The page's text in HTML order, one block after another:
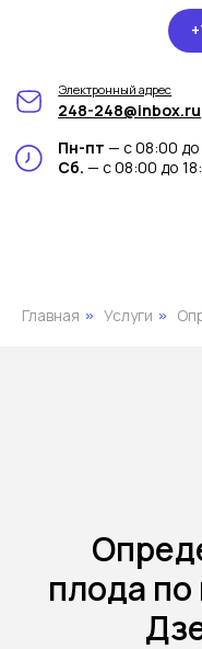
+7 8313
Пн-пт — с 08:00 до 20:00
Сб.— с 08:00 до 18:00Вс.— с
Главная » Услуги »
плода по